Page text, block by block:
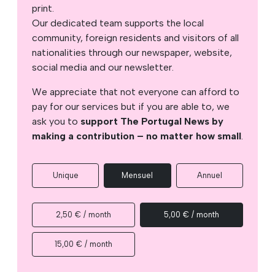
print.
Our dedicated team supports the local
community, foreign residents and visitors of all
nationalities through our newspaper, website,
social media and our newsletter.
We appreciate that not everyone can afford to
pay for our services but if you are able to, we
ask you to support The Portugal News by
making a contribution – no matter how small.
Unique Mensuel Annuel
2,50 € / month 5,00 € / month
15,00 € / month